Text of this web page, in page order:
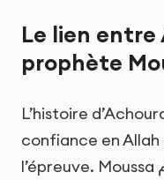
Le lien
prophète
L’histoire
confiance en
l’épreuve. Moussa عليه السلام faisait face à